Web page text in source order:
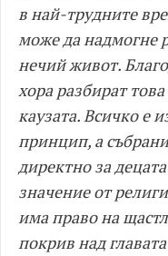
в най-трудните
може да надмогне
нечий живот.
хора разбират
каузата. Всичко е
принцип, а
директно за
значение от
има право на
покрив над